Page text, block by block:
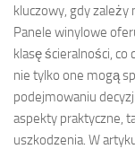
kluczowy, gdy zależy
Panele winylowe
klasę ścieralności, co
nie tylko one mogą
podejmowaniu
aspekty praktyczne,
uszkodzenia. W